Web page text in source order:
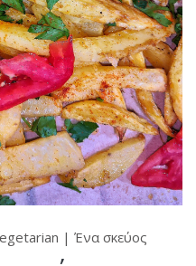
| Ένα σκεύος